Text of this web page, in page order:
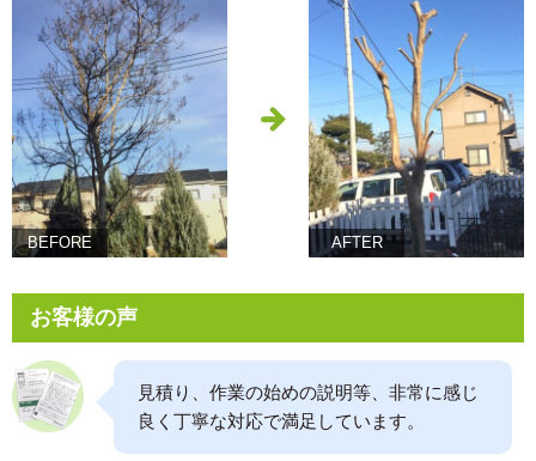
BEFORE AFTER
お客様の声
見積り、作業の始めの説明等、非常に感じ
良く丁寧な対応で満足しています。